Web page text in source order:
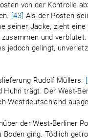
von der Kontrolle
[43] Als der Posten
seiner Jacke, zieht
und verblutet.
jedoch gelingt,
Rudolf Müllers.
Huhn trägt. Der West-
Westdeutschland
der West-Berliner
ging. Tödlich